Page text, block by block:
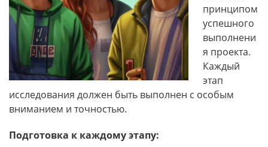
принципом
успешного
выполнени
я проекта.
Каждый
этап
исследования должен быть выполнен с особым
вниманием и точностью.
Подготовка к каждому этапу: